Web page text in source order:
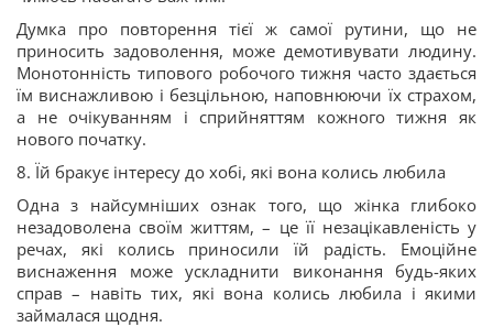
Думка про повторення тієї ж самої рутини, що не
приносить задоволення, може демотивувати людину.
Монотонність типового робочого тижня часто здається
їм виснажливою і безцільною, наповнюючи їх страхом,
а не очікуванням і сприйняттям кожного тижня як
нового початку.
8. Їй бракує інтересу до хобі, які вона колись любила
Одна з найсумніших ознак того, що жінка глибоко
незадоволена своїм життям, – це її незацікавленість у
речах, які колись приносили їй радість. Емоційне
виснаження може ускладнити виконання будь-яких
справ – навіть тих, які вона колись любила і якими
займалася щодня.